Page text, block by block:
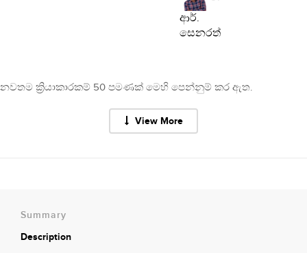
ආර්.
සෙනරත්
නවතම ක්‍රියාකාරකම් 50 පමණක් මෙහි පෙන්නුම් කර ඇත.
View More
Summary
Description